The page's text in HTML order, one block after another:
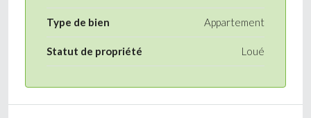
Type de bien Appartement
Statut de propriété Loué